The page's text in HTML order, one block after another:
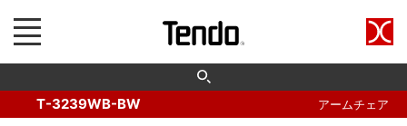
T-3239WB-BW アームチェア